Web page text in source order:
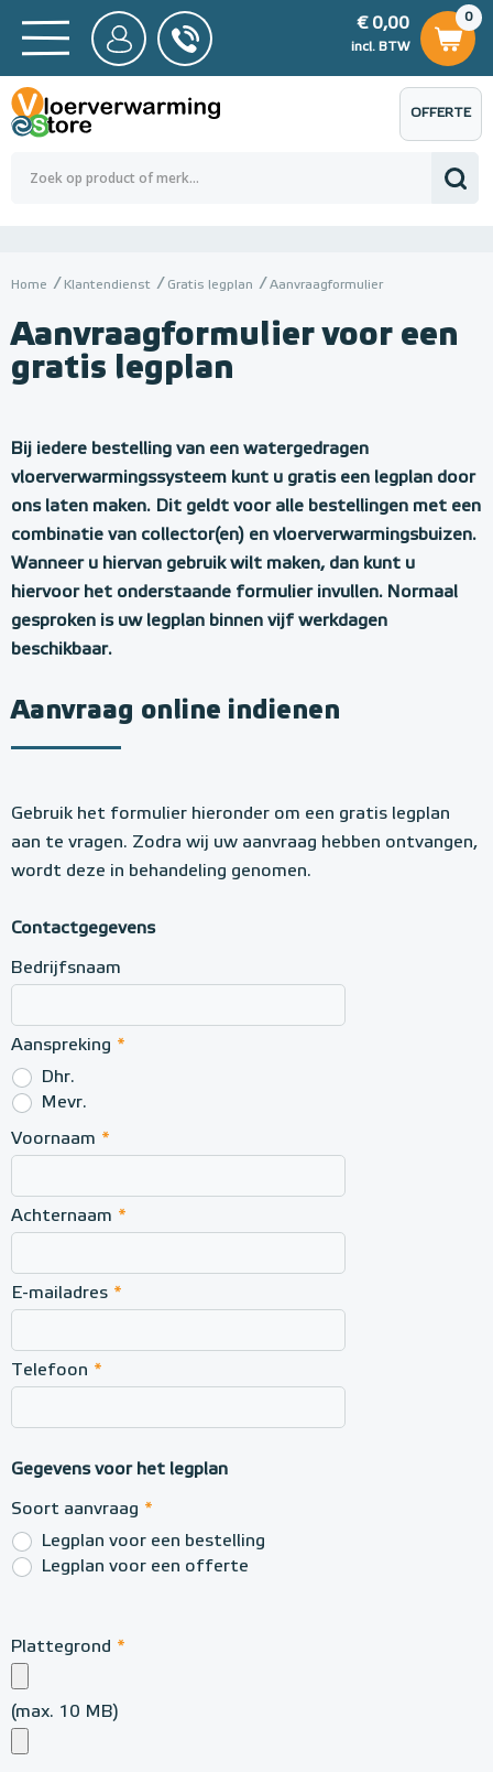
BTW
0,00
0
€ 0,00
incl. BTW
€ 0,00
OFFERTE
AANVRAGEN
Home Klantendienst Gratis legplan Aanvraagformulier
Aanvraagformulier voor een
gratis legplan
a
n
v
r
a
a
f
o
m
u
l
i
e
r
Bij iedere bestelling van een watergedragen
vloerverwarmingssysteem kunt u gratis een legplan door
ons laten maken. Dit geldt voor alle bestellingen met een
combinatie van collector(en) en vloerverwarmingsbuizen.
Wanneer u hiervan gebruik wilt maken, dan kunt u
hiervoor het onderstaande formulier invullen. Normaal
gesproken is uw legplan binnen vijf werkdagen
beschikbaar.
Aanvraag online indienen
Gebruik het formulier hieronder om een gratis legplan
aan te vragen. Zodra wij uw aanvraag hebben ontvangen,
wordt deze in behandeling genomen.
Contactgegevens
Bedrijfsnaam
Aanspreking *
Dhr.
Mevr.
Voornaam *
Achternaam *
E-mailadres *
Telefoon *
Gegevens voor het legplan
Soort aanvraag *
Legplan voor een bestelling
Legplan voor een offerte
Plattegrond *
(max. 10 MB)